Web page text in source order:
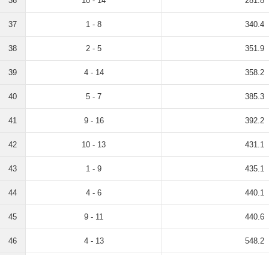
37 1 - 8 340.4
38 2 - 5 351.9
39 4 - 14 358.2
40 5 - 7 385.3
41 9 - 16 392.2
42 10 - 13 431.1
43 1 - 9 435.1
44 4 - 6 440.1
45 9 - 11 440.6
46 4 - 13 548.2